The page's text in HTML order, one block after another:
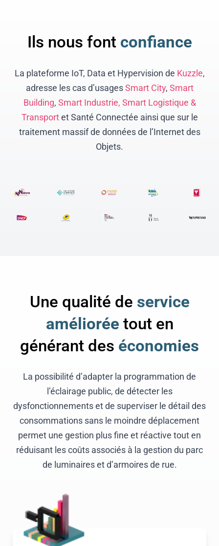
Ils nous font confiance
La plateforme IoT, Data et Hypervision de Kuzzle,
adresse les cas d’usages Smart City, Smart
Building, Smart Industrie, Smart Logistique &
Transportet Santé Connectée ainsi que sur le
traitement massif de données de l’Internet des
Objets.
Une qualité de service
améliorée tout en
générant des économies
La possibilité d’adapter la programmation de
l’éclairage public, de détecter les
dysfonctionnements et de superviser le détail des
consommations sans le moindre déplacement
permet une gestion plus fine et réactive tout en
réduisant les coûts associés à la gestion du parc
de luminaires et d’armoires de rue.